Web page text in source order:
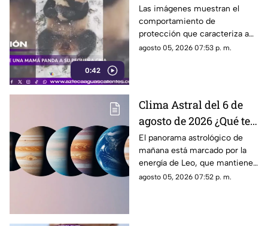
0:42
protege a su cría
Las imágenes muestran el
comportamiento de
protección que caracteriza a
las pandas gigantes durante los
agosto 05, 2026 07:53 p. m.
Clima Astral del 6 de
agosto de 2026 ¿Qué te
depara la energía del
día?
El panorama astrológico de
mañana está marcado por la
energía de Leo, que mantiene
el enfoque en la creatividad, la
agosto 05, 2026 07:52 p. m.